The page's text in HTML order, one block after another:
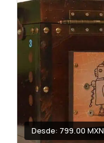
Desde: 799.00 MXN